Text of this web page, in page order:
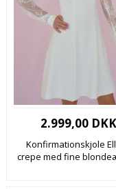
2.999,00 DKK
Konfirmationskjole
crepe med fine